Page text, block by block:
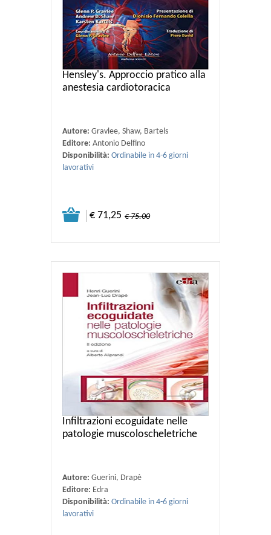
Hensley's. Approccio pratico alla
anestesia cardiotoracica
Autore: Gravlee, Shaw, Bartels
Editore: Antonio Delfino
Disponibilità: Ordinabile in 4-6 giorni
lavorativi
€ 71,25 € 75.00
Infiltrazioni ecoguidate nelle
patologie muscoloscheletriche
Autore: Guerini, Drapè
Editore: Edra
Disponibilità: Ordinabile in 4-6 giorni
lavorativi